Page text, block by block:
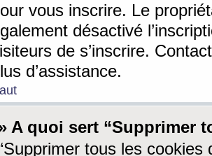
vous inscrire. Le
désactivé
de s’inscrire.
d’assistance.
A quoi sert “Supprimer
tous les cookies